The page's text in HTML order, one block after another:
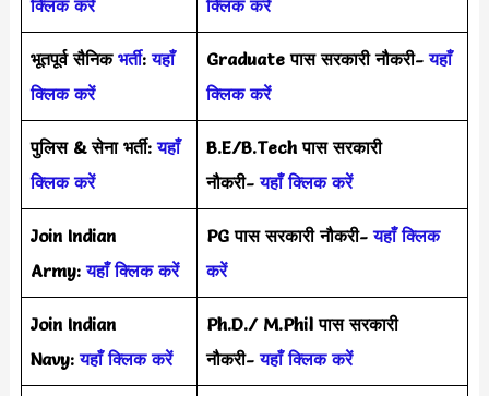
क्लिक करें
क्लिक करें
भूतपूर्व सैनिक भर्ती: यहाँ
क्लिक करें
Graduate पास सरकारी नौकरी- यहाँ
क्लिक करें
पुलिस & सेना भर्ती: यहाँ
क्लिक करें
B.E/B.Tech पास सरकारी
नौकरी- यहाँ क्लिक करें
Join Indian
Army:यहाँ क्लिक करें
PG पास सरकारी नौकरी- यहाँ क्लिक
करें
Join Indian
Navy:यहाँ क्लिक करें
Ph.D./ M.Phil पास सरकारी
नौकरी- यहाँ क्लिक करें